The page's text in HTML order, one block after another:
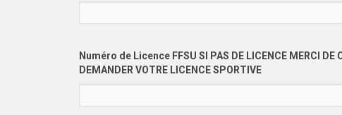
Numéro de Licence FFSU SI PAS DE LICENCE MERCI
DEMANDER VOTRE LICENCE SPORTIVE